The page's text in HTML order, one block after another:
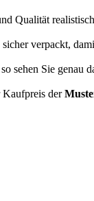
Qualität
verpackt,
sehen Sie genau
Kaufpreis der